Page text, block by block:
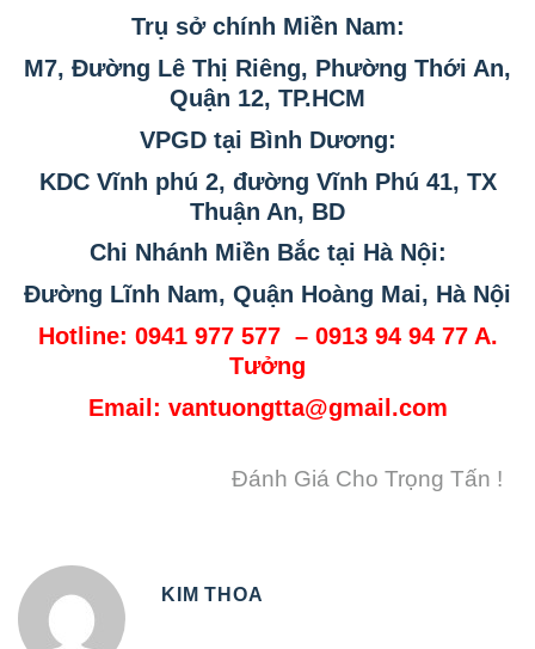
Trụ sở chính Miền Nam:
M7, Đường Lê Thị Riêng, Phường Thới An,
Quận 12, TP.HCM
VPGD tại Bình Dương:
KDC Vĩnh phú 2, đường Vĩnh Phú 41, TX
Thuận An, BD
Chi Nhánh Miền Bắc tại Hà Nội:
Đường Lĩnh Nam, Quận Hoàng Mai, Hà Nội
Hotline: 0941 977 577 – 0913 94 94 77 A.
Tưởng
Email: vantuongtta@gmail.com
Đánh Giá Cho Trọng Tấn !
KIM THOA